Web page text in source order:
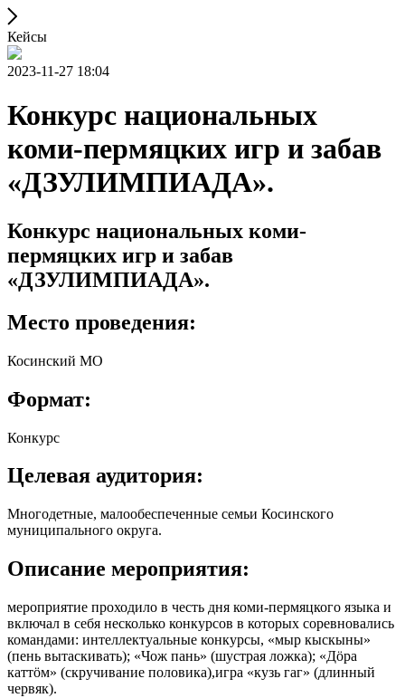
Кейсы
2023-11-27 18:04
Конкурс национальных
коми-пермяцких игр и забав
«ДЗУЛИМПИАДА».
Конкурс национальных коми-
пермяцких игр и забав
«ДЗУЛИМПИАДА».
Место проведения:
Косинский МО
Формат:
Конкурс
Целевая аудитория:
Многодетные, малообеспеченные семьи Косинского
муниципального округа.
Описание мероприятия:
мероприятие проходило в честь дня коми-пермяцкого языка и
включал в себя несколько конкурсов в которых соревновались
командами: интеллектуальные конкурсы, «мыр кыскыны»
(пень вытаскивать); «Чож пань» (шустрая ложка); «Дöра
каттöм» (скручивание половика),игра «кузь гаг» (длинный
червяк).